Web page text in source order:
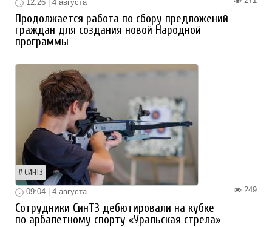
12:26 | 4 августа
Продолжается работа по сбору предложений
граждан для создания новой Народной
программы
СИНТЗ
249
09:04 | 4 августа
Сотрудники СинТЗ дебютировали на кубке
по арбалетному спорту «Уральская стрела»